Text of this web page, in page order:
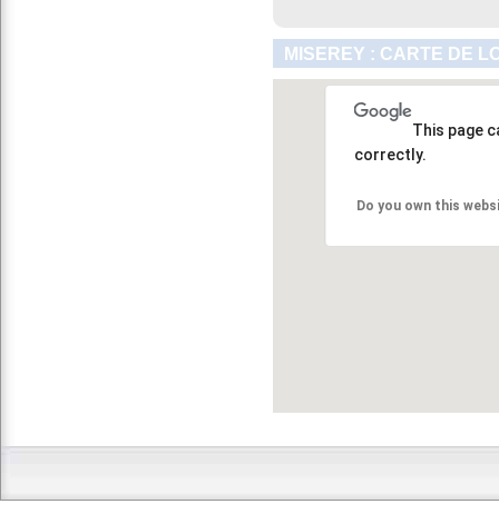
MISEREY : CARTE DE
This page
correctly.
Do you own this